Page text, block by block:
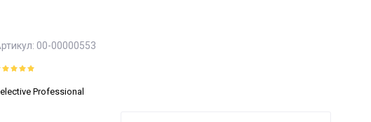
Пилинг
00-00000553
Professional